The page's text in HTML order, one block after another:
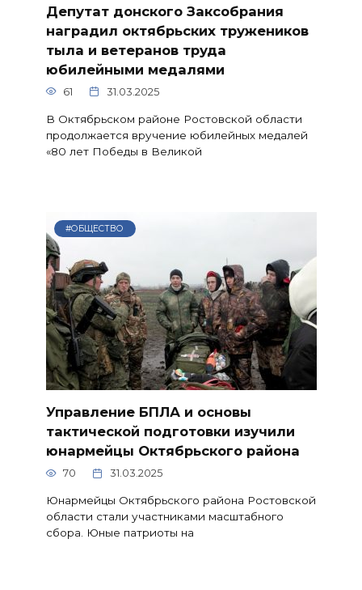
Депутат донского Заксобрания
наградил октябрьских тружеников
тыла и ветеранов труда
юбилейными медалями
61 31.03.2025
В Октябрьском районе Ростовской области
продолжается вручение юбилейных медалей
«80 лет Победы в Великой
#ОБЩЕСТВО
Управление БПЛА и основы
тактической подготовки изучили
юнармейцы Октябрьского района
70 31.03.2025
Юнармейцы Октябрьского района Ростовской
области стали участниками масштабного
сбора. Юные патриоты на